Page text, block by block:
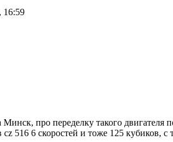
16:59
Минск, про переделку такого
cz 516 6 скоростей и тоже 125 кубиков,